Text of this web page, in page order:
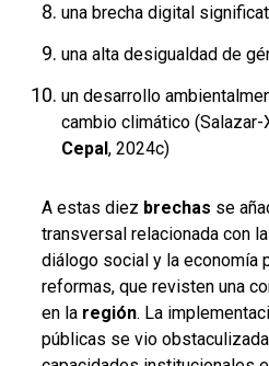
una brecha digital
una alta desigualdad de
un desarrollo
cambio climático (Salazar-
Cepal, 2024c)
A estas diez brechas se
transversal relacionada con la
diálogo social y la economía
reformas, que revisten una
en la región. La
públicas se vio